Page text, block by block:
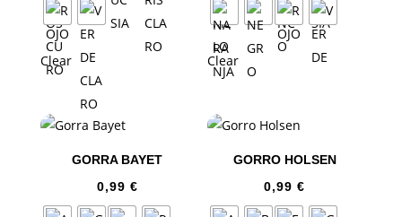
Clear Clear
GORRA BAYET
0,99 €
GORRO HOLSEN
0,99€